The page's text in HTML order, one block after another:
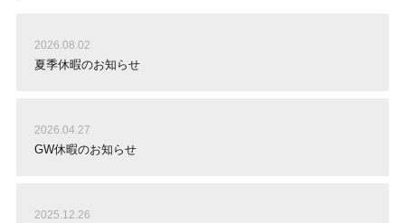
2026.08.02
夏季休暇のお知らせ
2026.04.27
GW休暇のお知らせ
2025.12.26